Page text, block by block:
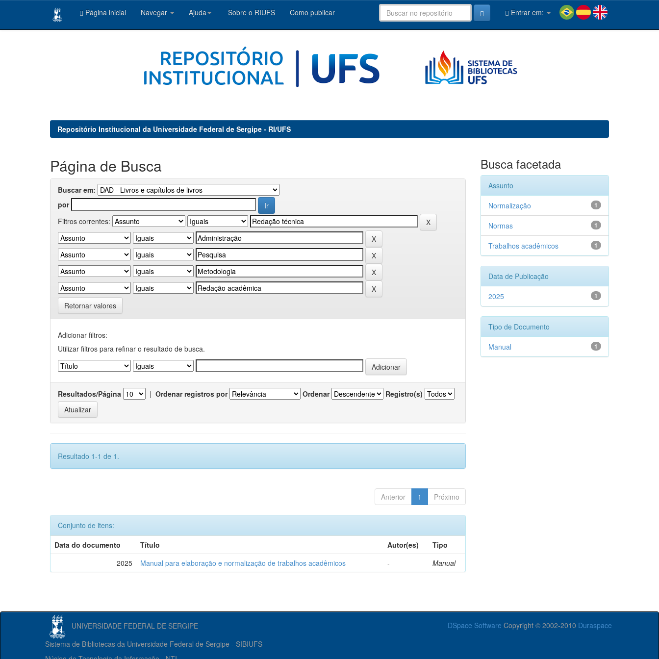
Página inicial Navegar Ajuda Sobre o RIUFS Como publicar Entrar em:
Repositório Institucional da Universidade Federal de Sergipe - RI/UFS
Página de Busca
Buscar em:
por
Filtros correntes:
Retornar valores
Adicionar filtros:
Utilizar filtros para refinar o resultado de busca.
Resultados/Página | Ordenar registros por Ordenar Registro(s)
Resultado 1-1 de 1.
Anterior 1 Próximo
Conjunto de itens:
Data do documento
Título Autor(es)
Tipo
2025
Manual para elaboração e normalização de trabalhos acadêmicos - Manual
Busca facetada
Assunto
1
Normalização
1
Normas
1
Trabalhos acadêmicos
Data de Publicação
1
2025
Tipo de Documento
1
Manual
UNIVERSIDADE FEDERAL DE SERGIPE DSpace Software Copyright © 2002-2010 Duraspace
Sistema de Bibliotecas da Universidade Federal de Sergipe - SIBIUFS